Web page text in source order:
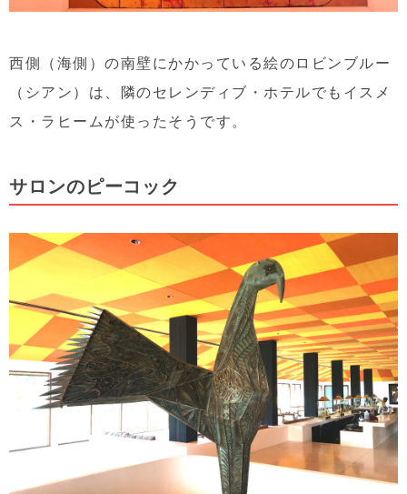
西側（海側）の南壁にかかっている絵のロビンブルー
（シアン）は、隣のセレンディブ・ホテルでもイスメ
ス・ラヒームが使ったそうです。
サロンのピーコック